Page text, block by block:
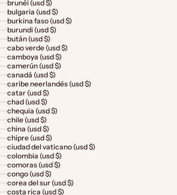
brunéi (usd $)
bulgaria (usd $)
burkina faso (usd $)
burundi (usd $)
bután (usd $)
cabo verde (usd $)
camboya (usd $)
camerún (usd $)
canadá (usd $)
caribe neerlandés (usd $)
catar (usd $)
chad (usd $)
chequia (usd $)
chile (usd $)
china (usd $)
chipre (usd $)
ciudad del vaticano (usd $)
colombia (usd $)
comoras (usd $)
congo (usd $)
corea del sur (usd $)
costa rica (usd $)